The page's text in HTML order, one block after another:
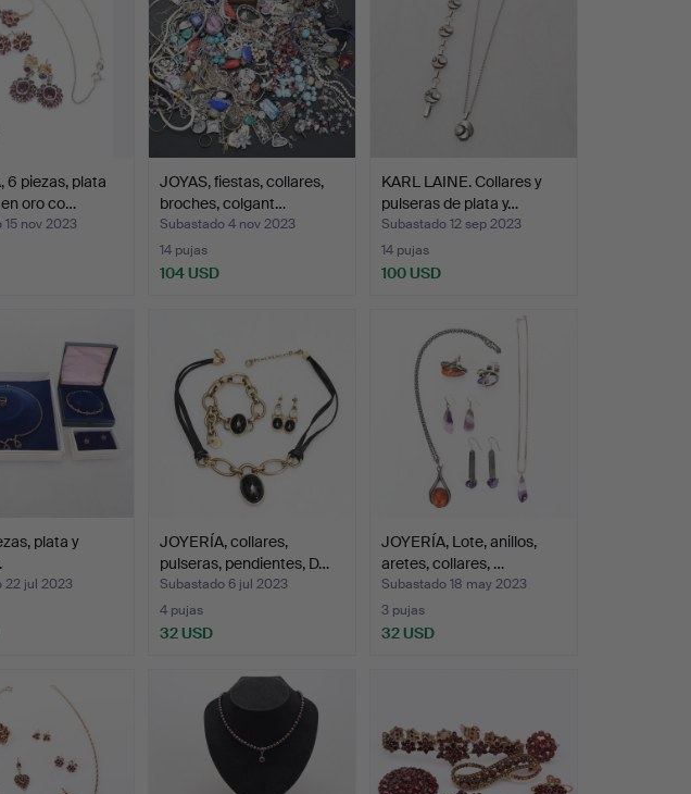
6 piezas, plata
oro co…
15 nov 2023
JOYAS, fiestas, collares,
broches, colgant…
Subastado 4 nov 2023
14 pujas
104 USD
KARL LAINE. Collares y
pulseras de plata y…
Subastado 12 sep 2023
14 pujas
100 USD
plata y
22 jul 2023
JOYERÍA, collares,
pulseras, pendientes, D…
Subastado 6 jul 2023
4 pujas
32 USD
JOYERÍA, Lote, anillos,
aretes, collares, …
Subastado 18 may 2023
3 pujas
32 USD